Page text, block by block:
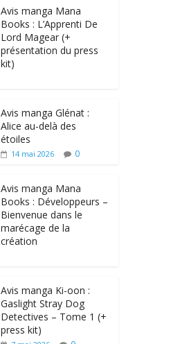
Avis manga Mana
Books : L’Apprenti De
Lord Magear (+
présentation du press
kit)
Avis manga Glénat :
Alice au-delà des
étoiles
14 mai 2026 0
Avis manga Mana
Books : Développeurs –
Bienvenue dans le
marécage de la
création
Avis manga Ki-oon :
Gaslight Stray Dog
Detectives – Tome 1 (+
press kit)